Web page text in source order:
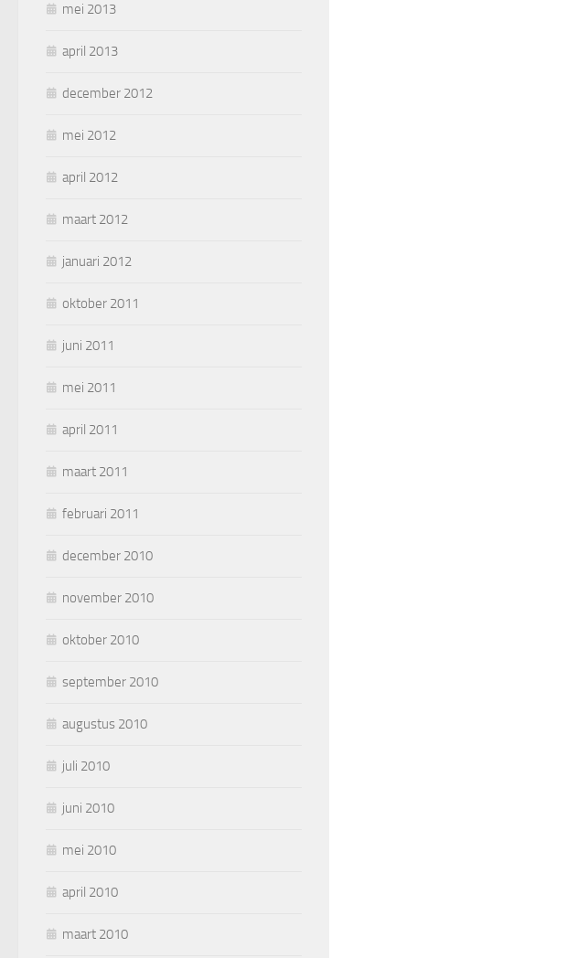
mei 2013
april 2013
december 2012
mei 2012
april 2012
maart 2012
januari 2012
oktober 2011
juni 2011
mei 2011
april 2011
maart 2011
februari 2011
december 2010
november 2010
oktober 2010
september 2010
augustus 2010
juli 2010
juni 2010
mei 2010
april 2010
maart 2010